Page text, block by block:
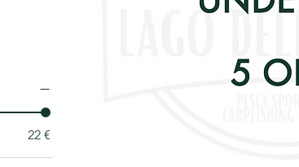
22 €